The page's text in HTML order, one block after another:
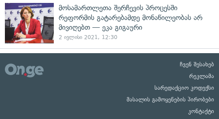
მოსამართლეთა შერჩევის პროცესში
რეფორმის გატარებამდე მონაწილეობას არ
მივიღებთ — ეკა გიგაური
2 ივლისი 2021, 12:30
ჩვენ შესახებ
რეკლამა
სარედაქციო კოდექსი
მასალის გამოყენების პირობები
კონტაქტი